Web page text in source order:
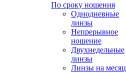
По сроку ношения
Однодневные
линзы
Непрерывное
ношение
Двухнедельные
линзы
Линзы на месяц